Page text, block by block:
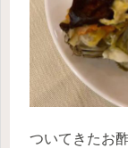
ついてきたお